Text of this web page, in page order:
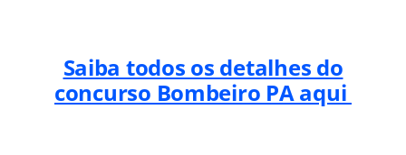
Saiba todos os detalhes do
concurso Bombeiro PA aqui